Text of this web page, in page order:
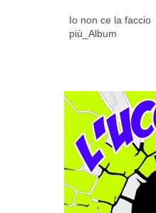
Io non ce la faccio
più_Album